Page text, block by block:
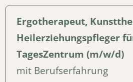
Ergotherapeut,
Heilerziehungspfleger
TagesZentrum (m/w/d)
mit Berufserfahrung